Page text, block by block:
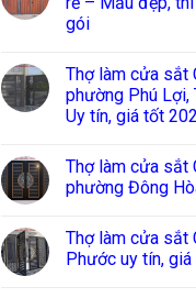
gói
Thợ làm cửa sắt
phường Phú Lợi,
Uy tín, giá tốt
Thợ làm cửa sắt
phường Đông
Thợ làm cửa sắt
Phước uy tín, giá